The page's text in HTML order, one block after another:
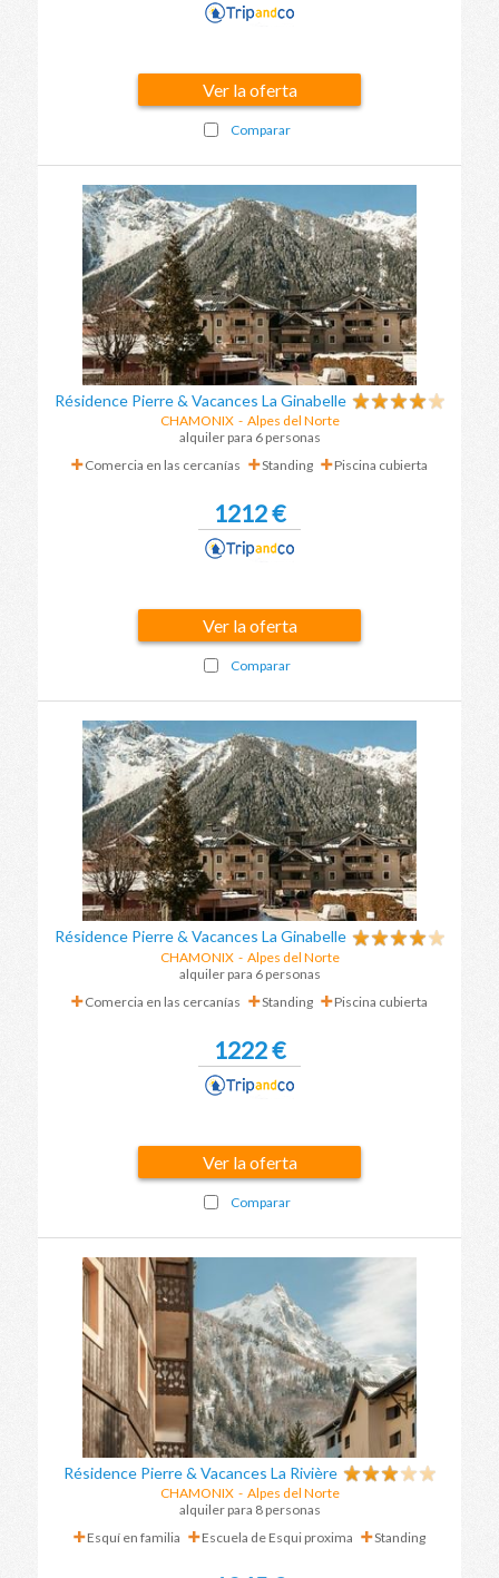
Ver la oferta
Comparar
Résidence Pierre & Vacances La Ginabelle
CHAMONIX- Alpes del Norte
alquiler para 6 personas
Comercia en las cercanías
Standing Piscina cubierta
1212 €
Ver la oferta
Comparar
Résidence Pierre & Vacances La Ginabelle
CHAMONIX- Alpes del Norte
alquiler para 6 personas
Comercia en las cercanías
Standing Piscina cubierta
1222 €
Ver la oferta
Comparar
Résidence Pierre & Vacances La Rivière
CHAMONIX- Alpes del Norte
alquiler para 8 personas
Esquí en familia
Escuela de Esqui proxima Standing